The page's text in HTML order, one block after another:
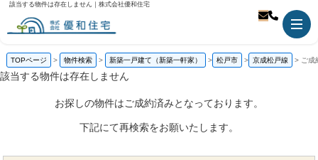
該当する物件は存在しません｜株式会社優和住宅
TOPページ 物件検索 新築一戸建て（新築一軒家） 松戸市 京成松戸線 ご成
該当する物件は存在しません
お探しの物件はご成約済みとなっております。
下記にて再検索をお願いたします。